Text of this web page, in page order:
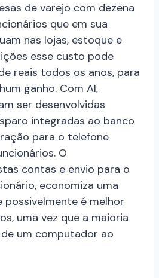
de varejo com dezena
que em sua
nas lojas, estoque e
esse custo pode
reais todos os anos, para
ganho. Com AI,
ser desenvolvidas
integradas ao banco
para o telefone
O
contas e envio para o
economiza uma
possivelmente é melhor
uma vez que a maioria
um computador ao